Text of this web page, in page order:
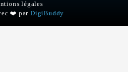
légales
❤️ par DigiBuddy